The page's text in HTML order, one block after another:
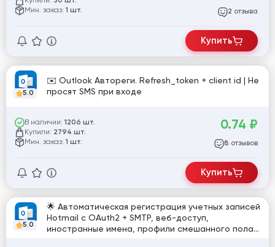
Мин. заказ: 1 шт. 2 отзыва
Купить
5.0
✉️ Outlook Автореги. Refresh_token + client id | Не
просят SMS при входе
В наличии: 1206 шт.
Купили: 2794 шт.
Мин. заказ: 1 шт.
0.74 ₽
8 отзывов
Купить
5.0
🌟 Автоматическая регистрация учетных записей
Hotmail с OAuth2 + SMTP, веб-доступ,
иностранные имена, профили смешанного пола